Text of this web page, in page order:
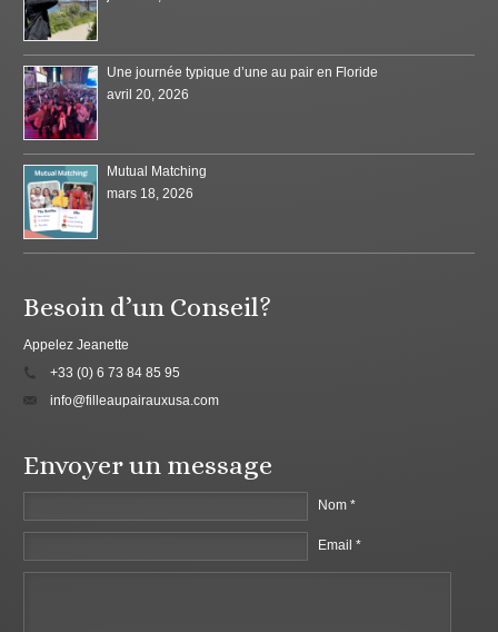
Une journée typique d’une au pair en Floride
avril 20, 2026
Mutual Matching
mars 18, 2026
Besoin d’un Conseil?
Appelez Jeanette
+33 (0) 6 73 84 85 95
info@filleaupairauxusa.com
Envoyer un message
Nom *
Email *